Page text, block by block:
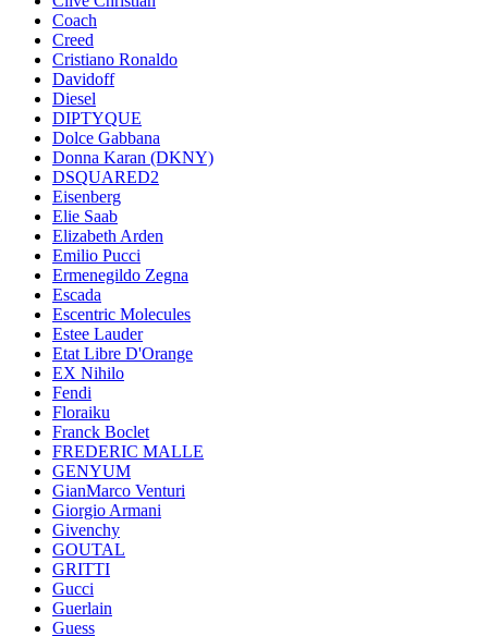
Coach
Creed
Cristiano Ronaldo
Davidoff
Diesel
DIPTYQUE
Dolce Gabbana
Donna Karan (DKNY)
DSQUARED2
Eisenberg
Elie Saab
Elizabeth Arden
Emilio Pucci
Ermenegildo Zegna
Escada
Escentric Molecules
Estee Lauder
Etat Libre D'Orange
EX Nihilo
Fendi
Floraiku
Franck Boclet
FREDERIC MALLE
GENYUM
GianMarco Venturi
Giorgio Armani
Givenchy
GOUTAL
GRITTI
Gucci
Guerlain
Guess